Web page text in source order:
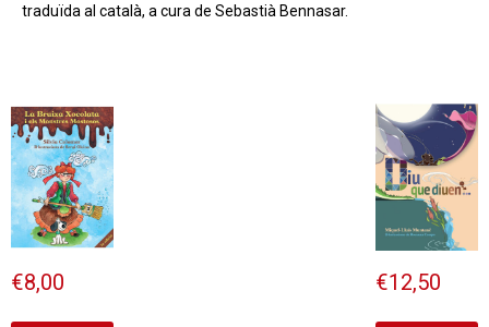
traduïda al català, a cura de Sebastià Bennasar.
€8,00 €12,50